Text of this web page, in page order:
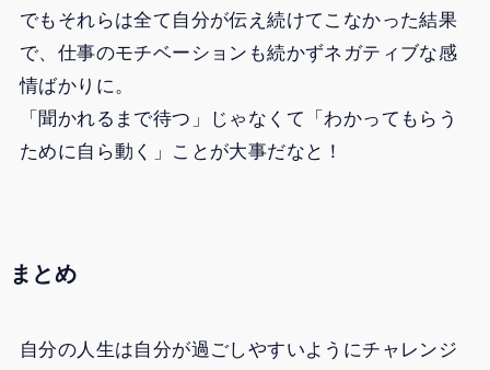
でもそれらは全て自分が伝え続けてこなかった結果
で、仕事のモチベーションも続かずネガティブな感
情ばかりに。
「聞かれるまで待つ」じゃなくて「わかってもらう
ために自ら動く」ことが大事だなと！
まとめ
自分の人生は自分が過ごしやすいようにチャレンジ